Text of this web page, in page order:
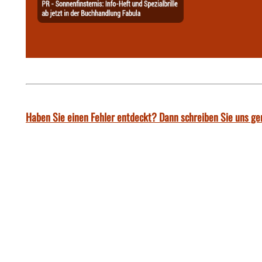
Haben Sie einen Fehler entdeckt? Dann schreiben Sie uns